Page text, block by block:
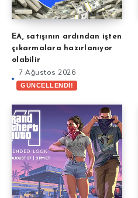
EA, satışının ardından işten
çıkarmalara hazırlanıyor
olabilir
7 Ağustos 2026
GÜNCELLENDİ!